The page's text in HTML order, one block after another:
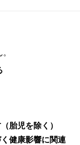
胎児を除く）
健康影響に関連